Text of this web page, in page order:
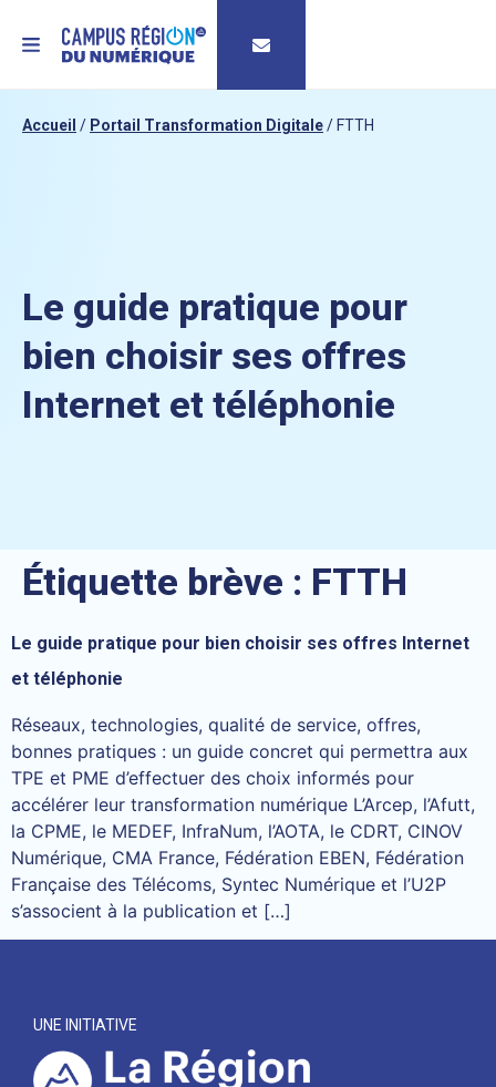
MENU
Accueil / Portail Transformation Digitale/ FTTH
Le guide pratique pour
bien choisir ses offres
Internet et téléphonie
Étiquette brève : FTTH
Le guide pratique pour bien choisir ses offres Internet
et téléphonie
Réseaux, technologies, qualité de service, offres,
bonnes pratiques : un guide concret qui permettra aux
TPE et PME d’effectuer des choix informés pour
accélérer leur transformation numérique L’Arcep, l’Afutt,
la CPME, le MEDEF, InfraNum, l’AOTA, le CDRT, CINOV
Numérique, CMA France, Fédération EBEN, Fédération
Française des Télécoms, Syntec Numérique et l’U2P
s’associent à la publication et […]
UNE INITIATIVE